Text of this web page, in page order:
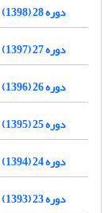
دوره 28 (1398)
دوره 27 (1397)
دوره 26 (1396)
دوره 25 (1395)
دوره 24 (1394)
دوره 23 (1393)